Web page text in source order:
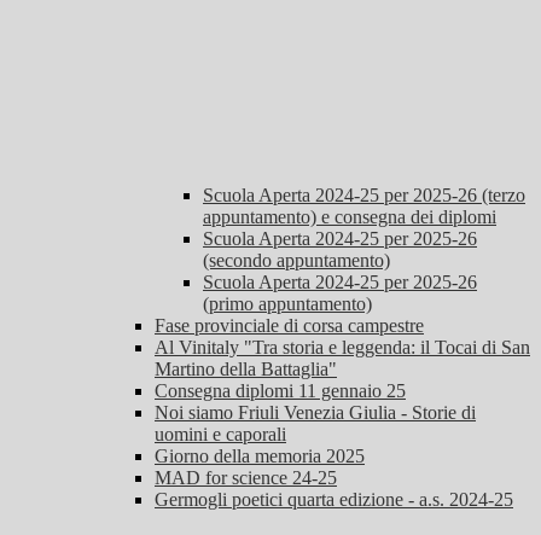
Scuola Aperta 2024-25 per 2025-26 (terzo
appuntamento) e consegna dei diplomi
Scuola Aperta 2024-25 per 2025-26
(secondo appuntamento)
Scuola Aperta 2024-25 per 2025-26
(primo appuntamento)
Fase provinciale di corsa campestre
Al Vinitaly "Tra storia e leggenda: il Tocai di San
Martino della Battaglia"
Consegna diplomi 11 gennaio 25
Noi siamo Friuli Venezia Giulia - Storie di
uomini e caporali
Giorno della memoria 2025
MAD for science 24-25
Germogli poetici quarta edizione - a.s. 2024-25